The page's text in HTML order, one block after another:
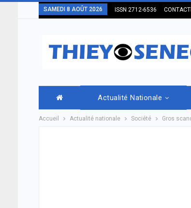
SAMEDI 8 AOÛT 2026 ISSN 2712-6536
Actualité Nationale
Accueil Actualité nationale Société Gros